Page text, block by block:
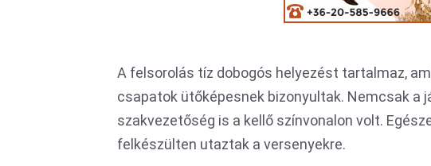
A felsorolás tíz dobogós helyezést tartalmaz,
csapatok ütőképesnek bizonyultak. Nemcsak a
szakvezetőség is a kellő színvonalon volt.
felkészülten utaztak a versenyekre.